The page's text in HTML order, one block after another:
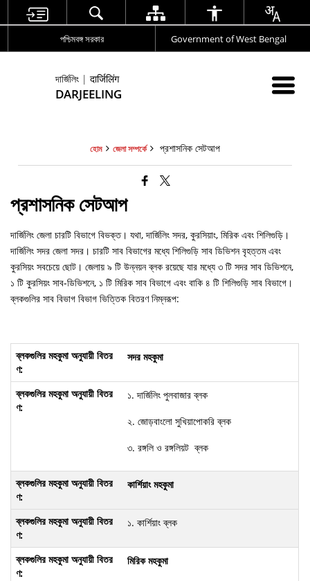
পশ্চিমবঙ্গ সরকার Government of West Bengal
দার্জিলিং | दार्जिलिंग
DARJEELING
হোম জেলা সম্পর্কে প্রশাসনিক সেটআপ
প্রশাসনিক সেটআপ
দার্জিলিং জেলা চারটি বিভাগে বিভক্ত। যথা, দার্জিলিং সদর, কুরসিয়াং, মিরিক এবং শিলিগুড়ি।
দার্জিলিং সদর জেলা সদর। চারটি সাব বিভাগের মধ্যে শিলিগুড়ি সাব ডিভিশন বৃহত্তম এবং
কুরসিয়ং সবচেয়ে ছোট। জেলায় ৯ টি উন্নয়ন ব্লক রয়েছে যার মধ্যে ৩ টি সদর সাব ডিভিশনে,
১ টি কুরসিয়ং সাব-ডিভিশনে, ১ টি মিরিক সাব বিভাগে এবং বাকি ৪ টি শিলিগুড়ি সাব বিভাগে।
ব্লকগুলির সাব বিভাগ বিভাগ ভিত্তিক বিতরণ নিম্নরূপ:
সদর মহকুমা
১. দার্জিলিং পুলবাজার ব্লক
২. জোড়বাংলো সুখিয়াপোকরি ব্লক
৩. রঙ্গলি ও রঙ্গলিয়ট ব্লক
কার্শিয়াং মহকুমা
১. কার্শিয়াং ব্লক
মিরিক মহকুমা